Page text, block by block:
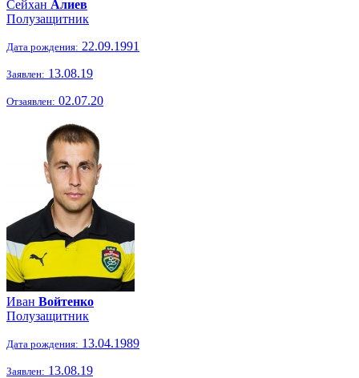
Сейхан Алиев
Полузащитник
Дата рождения: 22.09.1991
Заявлен: 13.08.19
Отзаявлен: 02.07.20
Иван Войтенко
Полузащитник
Дата рождения: 13.04.1989
Заявлен: 13.08.19